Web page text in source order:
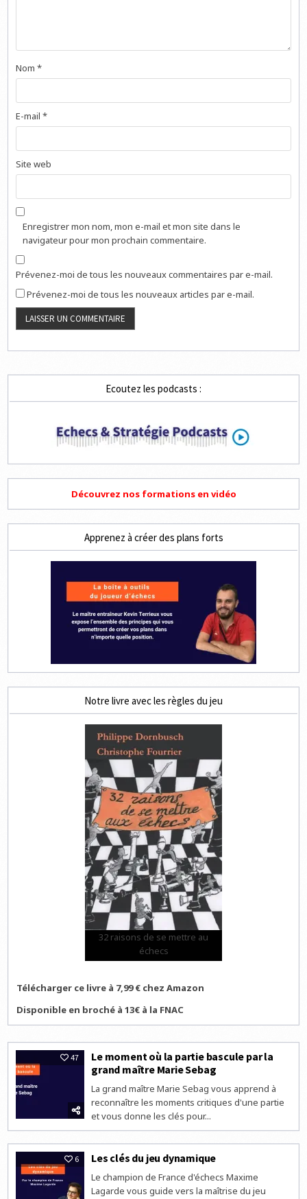
Nom*
E-mail*
Site web
Enregistrer mon nom, mon e-mail et mon site dans le
navigateur pour mon prochain commentaire.
Prévenez-moi de tous les nouveaux commentaires par e-mail.
Prévenez-moi de tous les nouveaux articles par e-mail.
Ecoutez les podcasts :
Découvrez nos formations en vidéo
Apprenez à créer des plans forts
Notre livre avec les règles du jeu
32 raisons de se mettre au
échecs
Télécharger ce livre à 7,99 € chez Amazon
Disponible en broché à 13€ à la FNAC
47
Le moment où la partie bascule par la
grand maître Marie Sebag
La grand maître Marie Sebag vous apprend à
reconnaître les moments critiques d'une partie
et vous donne les clés pour...
6 Les clés du jeu dynamique
Le champion de France d'échecs Maxime
Lagarde vous guide vers la maîtrise du jeu